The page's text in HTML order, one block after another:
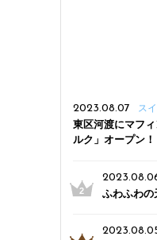
2023.08.07 ス
東区河渡にマフ
ルク」オープン
ふわふわの
三条駅近く